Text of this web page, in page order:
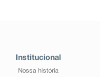
Institucional
Nossa história